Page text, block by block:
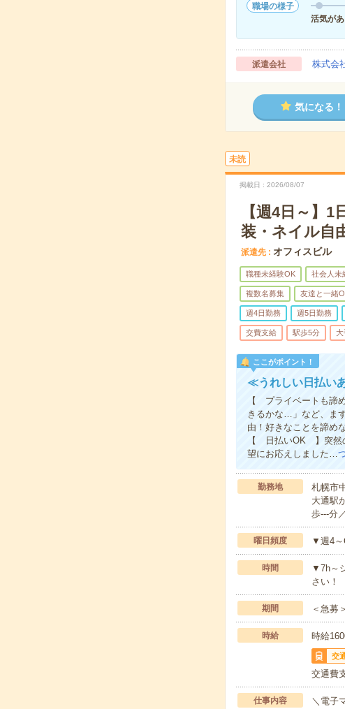
職場の様子
活気が
派遣会社 株式会
気になる！
未読
掲載日 2026/08/07
【週4日～】
装・ネイル自
派遣先 オフィスビル
職種未経験OK 社会人未
複数名募集 友達と一緒
週4日勤務 週5日勤務
交費支給 駅歩5分 大
ここがポイント！
≪うれしい日払い
【 プライベートも諦
きるかな…」など、ま
由！好きなことを諦め
【 日払いOK 】突然
望にお応えしました…
勤務地
札幌市
大通駅
歩---分
曜日頻度 ▼週4～
時間
▼7h～
さい！
期間 ＜急募
時給 時給
交
交通費
仕事内容 ＼電子